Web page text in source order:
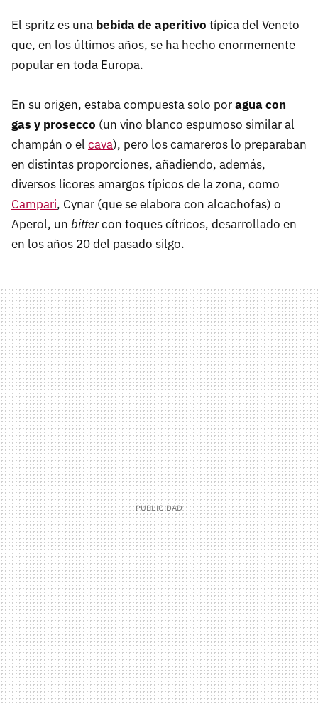
El spritz es una bebida de aperitivo típica del Veneto
que, en los últimos años, se ha hecho enormemente
popular en toda Europa.
En su origen, estaba compuesta solo poragua con
gas y prosecco (un vino blanco espumoso similar al
champán o el cava), pero los camareros lo preparaban
en distintas proporciones, añadiendo, además,
diversos licores amargos típicos de la zona, como
Campari, Cynar (que se elabora con alcachofas) o
Aperol, un bittercon toques cítricos, desarrollado en
en los años 20 del pasado silgo.